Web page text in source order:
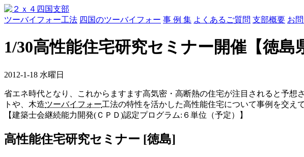
ツーバイフォー工法 四国のツーバイフォー 事 例 集 よくあるご質問 支部概要 お
1/30高性能住宅研究セミナー開催【徳島
2012-1-18 水曜日
省エネ時代となり、これからますます高気密・高断熱の住宅が注目されると予
トや、木造ツーバイフォー工法の特性を活かした高性能住宅について事例を交え
【建築士会継続能力開発(ＣＰＤ)認定プログラム:６単位（予定）】
高性能住宅研究セミナー [徳島]